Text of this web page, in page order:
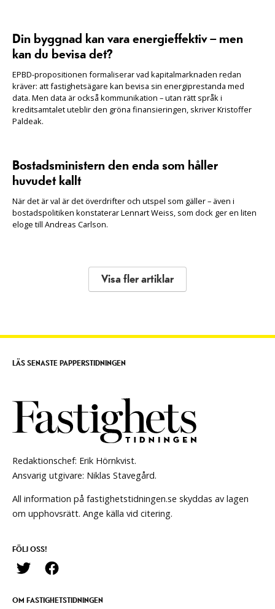
Din byggnad kan vara energieffektiv – men
kan du bevisa det?
EPBD-propositionen formaliserar vad kapitalmarknaden redan
kräver: att fastighetsägare kan bevisa sin energiprestanda med
data. Men data är också kommunikation – utan rätt språk i
kreditsamtalet uteblir den gröna finansieringen, skriver Kristoffer
Paldeak.
Bostadsministern den enda som håller
huvudet kallt
När det är val är det överdrifter och utspel som gäller – även i
bostadspolitiken konstaterar Lennart Weiss, som dock ger en liten
eloge till Andreas Carlson.
Visa fler artiklar
Redaktionschef: Erik Hörnkvist.
Ansvarig utgivare: Niklas Stavegård.
All information på fastighetstidningen.se skyddas av lagen
om upphovsrätt. Ange källa vid citering.
FÖLJ OSS!
OM FASTIGHETSTIDNINGEN
LÄS SENASTE PAPPERSTIDNINGEN